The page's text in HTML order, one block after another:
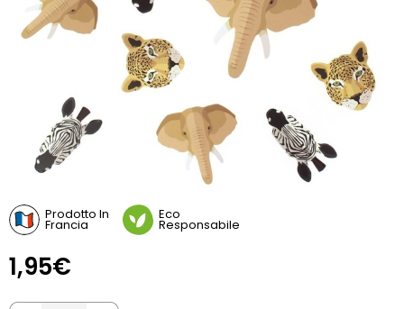
Prodotto In
Francia
Eco
Responsabile
1,95€